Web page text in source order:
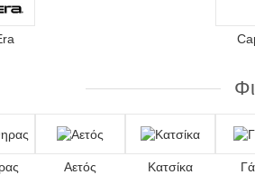
Αετός Κατσίκα